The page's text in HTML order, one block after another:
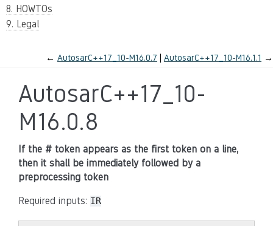
8. HOWTOs
9. Legal
← AutosarC++17_10-M16.0.7 AutosarC++17_10-M16.1.1 →
AutosarC++17_10-
M16.0.8
If the # token appears as the first token on a line,
then it shall be immediately followed by a
preprocessing token
Required inputs: IR